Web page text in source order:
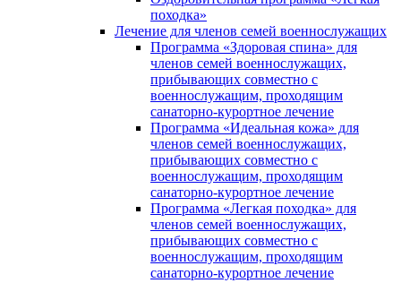
походка»
Лечение для членов семей военнослужащих
Программа «Здоровая спина» для
членов семей военнослужащих,
прибывающих совместно с
военнослужащим, проходящим
санаторно-курортное лечение
Программа «Идеальная кожа» для
членов семей военнослужащих,
прибывающих совместно с
военнослужащим, проходящим
санаторно-курортное лечение
Программа «Легкая походка» для
членов семей военнослужащих,
прибывающих совместно с
военнослужащим, проходящим
санаторно-курортное лечение